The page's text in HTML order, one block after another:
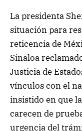
La presidenta
situación para
reticencia de
Sinaloa
Justicia de
vínculos con el
insistido en que
carecen de
urgencia del